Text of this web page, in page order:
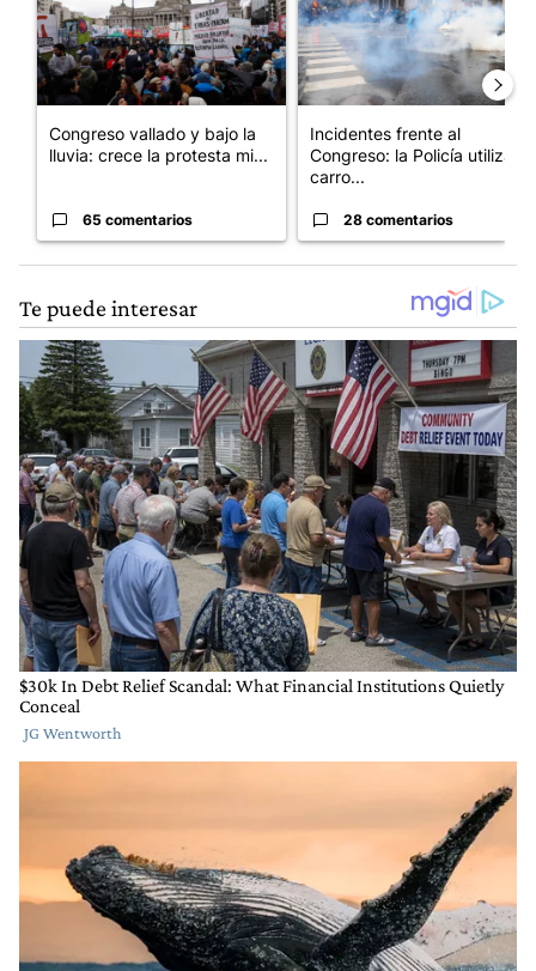
Congreso vallado y bajo la
lluvia: crece la protesta mi...
65 comentarios
Incidentes frente al
Congreso: la Policía utiliza
carro...
28 comentarios